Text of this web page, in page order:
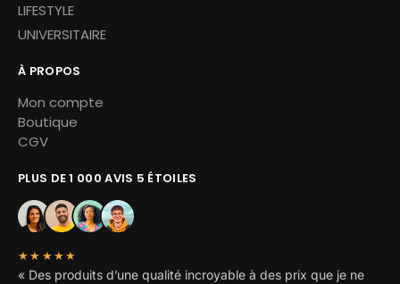
LIFESTYLE
UNIVERSITAIRE
À PROPOS
Mon compte
Boutique
CGV
PLUS DE 1 000 AVIS 5 ÉTOILES
★★★★★
« Des produits d’une qualité incroyable à des prix que je ne